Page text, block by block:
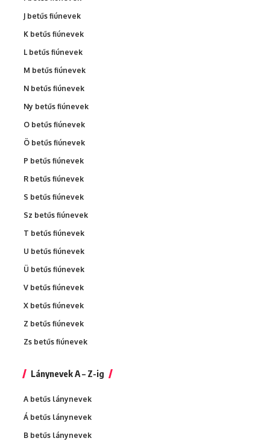
J betűs fiúnevek
K betűs fiúnevek
L betűs fiúnevek
M betűs fiúnevek
N betűs fiúnevek
Ny betűs fiúnevek
O betűs fiúnevek
Ö betűs fiúnevek
P betűs fiúnevek
R betűs fiúnevek
S betűs fiúnevek
Sz betűs fiúnevek
T betűs fiúnevek
U betűs fiúnevek
Ü betűs fiúnevek
V betűs fiúnevek
X betűs fiúnevek
Z betűs fiúnevek
Zs betűs fiúnevek
Lánynevek A – Z-ig
A betűs lánynevek
Á betűs lánynevek
B betűs lánynevek